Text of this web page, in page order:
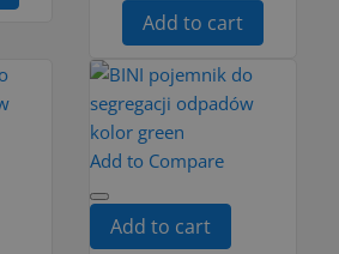
Add to cart
Add to Compare
Add to cart